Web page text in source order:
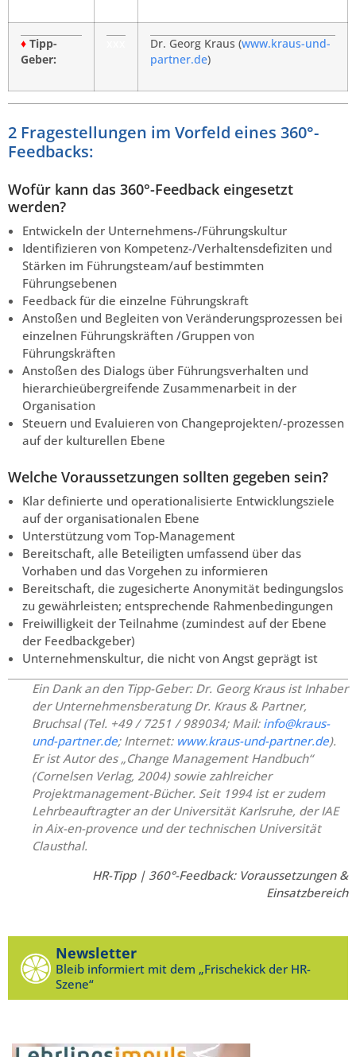
♦ Tipp-
Geber:
Dr. Georg Kraus (www.kraus-und-
partner.de)
2 Fragestellungen im Vorfeld eines 360°-
Feedbacks:
Wofür kann das 360°-Feedback eingesetzt
werden?
Entwickeln der Unternehmens-/Führungskultur
Identifizieren von Kompetenz-/Verhaltensdefiziten und
Stärken im Führungsteam/auf bestimmten
Führungsebenen
Feedback für die einzelne Führungskraft
Anstoßen und Begleiten von Veränderungsprozessen bei
einzelnen Führungskräften /Gruppen von
Führungskräften
Anstoßen des Dialogs über Führungsverhalten und
hierarchieübergreifende Zusammenarbeit in der
Organisation
Steuern und Evaluieren von Changeprojekten/-prozessen
auf der kulturellen Ebene
Welche Voraussetzungen sollten gegeben sein?
Klar definierte und operationalisierte Entwicklungsziele
auf der organisationalen Ebene
Unterstützung vom Top-Management
Bereitschaft, alle Beteiligten umfassend über das
Vorhaben und das Vorgehen zu informieren
Bereitschaft, die zugesicherte Anonymität bedingungslos
zu gewährleisten; entsprechende Rahmenbedingungen
Freiwilligkeit der Teilnahme (zumindest auf der Ebene
der Feedbackgeber)
Unternehmenskultur, die nicht von Angst geprägt ist
Ein Dank an den Tipp-Geber: Dr. Georg Kraus ist Inhaber
der Unternehmensberatung Dr. Kraus & Partner,
Bruchsal (Tel. +49 / 7251 / 989034; Mail: info@kraus-
und-partner.de; Internet: www.kraus-und-partner.de).
Er ist Autor des „Change Management Handbuch“
(Cornelsen Verlag, 2004) sowie zahlreicher
Projektmanagement-Bücher. Seit 1994 ist er zudem
Lehrbeauftragter an der Universität Karlsruhe, der IAE
in Aix-en-provence und der technischen Universität
Clausthal.
HR-Tipp | 360°-Feedback: Voraussetzungen &
Einsatzbereich
Newsletter
Bleib informiert mit dem „Frischekick der HR-
Szene“